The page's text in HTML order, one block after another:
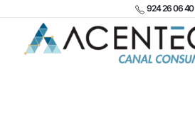
924 26 06 40